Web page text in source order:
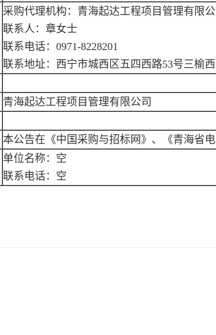
采购代理机构：青海起达工程项目管理有限公
联系人：章女士
联系电话：0971-8228201
联系地址：西宁市城西区五四西路53号三榆
青海起达工程项目管理有限公司
本公告在《中国采购与招标网》、《青海省
单位名称：空
联系电话：空